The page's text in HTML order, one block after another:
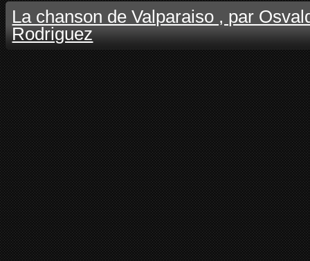
La chanson de Valparaiso , par
Rodriguez